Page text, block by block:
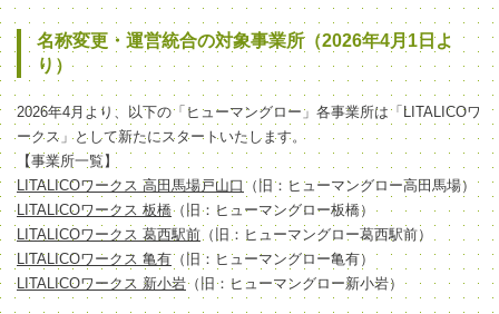
名称変更・運営統合の対象事業所（2026年4月1日よ
り）
2026年4月より、以下の「ヒューマングロー」各事業所は「LITALICOワ
ークス」として新たにスタートいたします。
【事業所一覧】
LITALICOワークス 高田馬場戸山口 （旧：ヒューマングロー高田馬場）
LITALICOワークス 板橋（旧：ヒューマングロー板橋）
LITALICOワークス 葛西駅前 （旧：ヒューマングロー葛西駅前）
LITALICOワークス 亀有（旧：ヒューマングロー亀有）
LITALICOワークス 新小岩（旧：ヒューマングロー新小岩）